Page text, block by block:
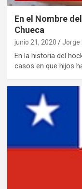
En el Nombre
Chueca
junio 21, 2020 Jorge
En la historia del
casos en que hijos